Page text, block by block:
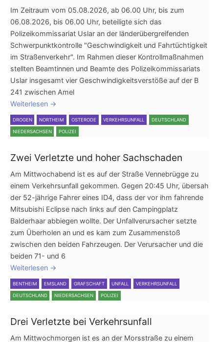
Im Zeitraum vom 05.08.2026, ab 06.00 Uhr, bis zum
06.08.2026, bis 06.00 Uhr, beteiligte sich das
Polizeikommissariat Uslar an der länderübergreifenden
Schwerpunktkontrolle "Geschwindigkeit und Fahrtüchtigkeit
im Straßenverkehr". Im Rahmen dieser Kontrollmaßnahmen
stellten Beamtinnen und Beamte des Polizeikommissariats
Uslar insgesamt vier Geschwindigkeitsverstöße auf der B
241 zwischen Amel
Weiterlesen →
DROGEN NORTHEIM OSTERODE VERKEHRSUNFALL DEUTSCHLAND
NIEDERSACHSEN POLIZEI
Zwei Verletzte und hoher Sachschaden
Am Mittwochabend ist es auf der Straße Vennebrügge zu
einem Verkehrsunfall gekommen. Gegen 20:45 Uhr, übersah
der 52-jährige Fahrer eines ID4, dass der vor ihm fahrende
Mitsubishi Eclipse nach links auf den Campingplatz
Balderhaar abbiegen wollte. Der Unfallverursacher setzte
zum Überholen an und es kam zum Zusammenstoß
zwischen den beiden Fahrzeugen. Der Verursacher und die
beiden 71- und 6
Weiterlesen →
BENTHEIM EMSLAND GRAFSCHAFT UNFALL VERKEHRSUNFALL
DEUTSCHLAND NIEDERSACHSEN POLIZEI
Drei Verletzte bei Verkehrsunfall
Am Mittwochmorgen ist es an der Morsstraße zu einem